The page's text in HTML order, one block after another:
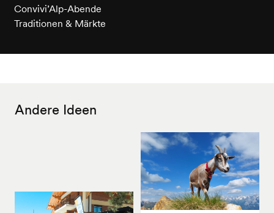
Convivi’Alp-Abende
Traditionen & Märkte
Andere Ideen